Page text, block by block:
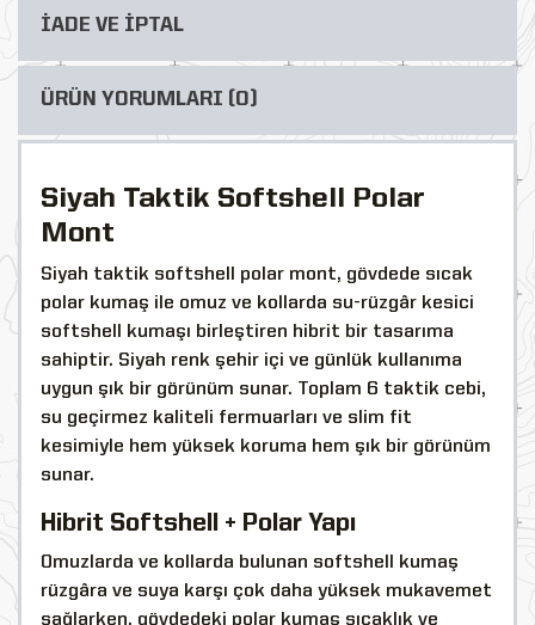
İADE VE İPTAL
ÜRÜN YORUMLARI (0)
Siyah Taktik Softshell Polar
Mont
Siyah taktik softshell polar mont, gövdede sıcak
polar kumaş ile omuz ve kollarda su-rüzgâr kesici
softshell kumaşı birleştiren hibrit bir tasarıma
sahiptir. Siyah renk şehir içi ve günlük kullanıma
uygun şık bir görünüm sunar. Toplam 6 taktik cebi,
su geçirmez kaliteli fermuarları ve slim fit
kesimiyle hem yüksek koruma hem şık bir görünüm
sunar.
Hibrit Softshell + Polar Yapı
Omuzlarda ve kollarda bulunan softshell kumaş
rüzgâra ve suya karşı çok daha yüksek mukavemet
sağlarken, gövdedeki polar kumaş sıcaklık ve